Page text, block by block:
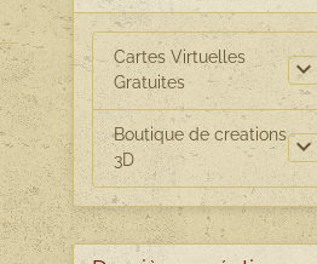
Cartes Virtuelles
Gratuites
Boutique de creations
3D